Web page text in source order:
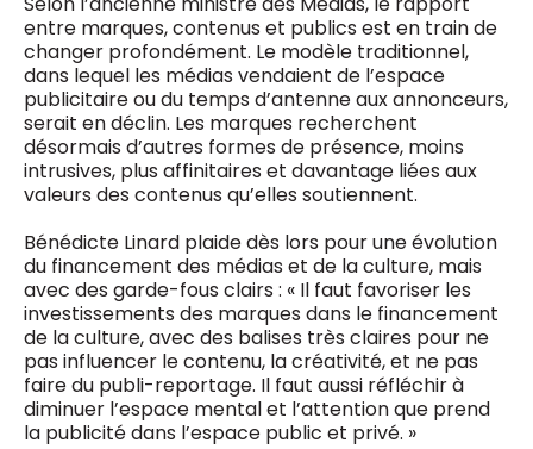
entre marques, contenus et publics est en train de
changer profondément. Le modèle traditionnel,
dans lequel les médias vendaient de l’espace
publicitaire ou du temps d’antenne aux annonceurs,
serait en déclin. Les marques recherchent
désormais d’autres formes de présence, moins
intrusives, plus affinitaires et davantage liées aux
valeurs des contenus qu’elles soutiennent.
Bénédicte Linard plaide dès lors pour une évolution
du financement des médias et de la culture, mais
avec des garde-fous clairs : « Il faut favoriser les
investissements des marques dans le financement
de la culture, avec des balises très claires pour ne
pas influencer le contenu, la créativité, et ne pas
faire du publi-reportage. Il faut aussi réfléchir à
diminuer l’espace mental et l’attention que prend
la publicité dans l’espace public et privé. »